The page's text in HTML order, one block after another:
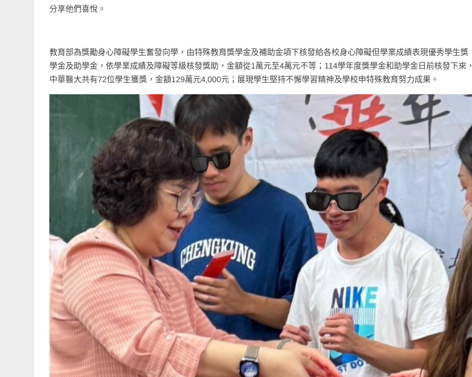
分享他們喜悅。
教育部為獎勵身心障礙學生奮發向學，由特殊教育獎學金及補助金項下核發給各校身心障礙但學業成績表現優秀學生獎
學金及助學金，依學業成績及障礙等級核發獎助，金額從1萬元至4萬元不等；114學年度獎學金和助學金日前核發下來，
中華醫大共有72位學生獲獎，金額129萬元4,000元；展現學生堅持不懈學習精神及學校申特殊教育努力成果。